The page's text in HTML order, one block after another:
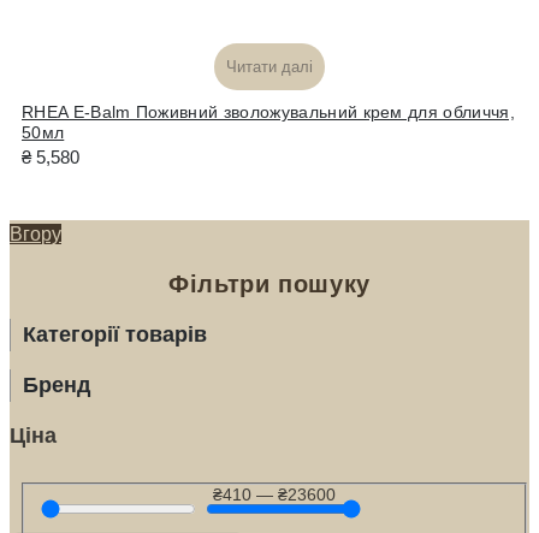
Читати далі
RHEA E-Balm Поживний зволожувальний крем для обличчя,
50мл
₴5,580
Вгору
Фільтри пошуку
Категорії товарів
Бренд
Ціна
₴410 — ₴23600